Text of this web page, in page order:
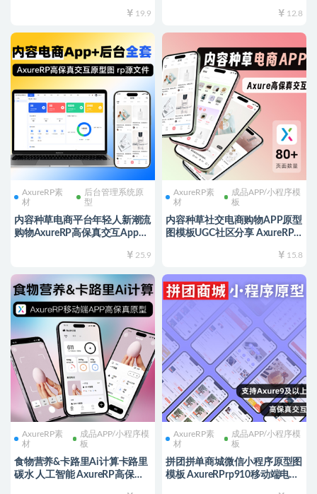
19.9 12.8
AxureRP素
材
后台管理系统原
型
内容种草电商平台年轻人新潮流
购物AxureRP高保真交互App用
25.9
AxureRP素
材
成品APP/小程序模
板
内容种草社交电商购物APP原型
图模板UGC社区分享 AxureRP
15.8
AxureRP素
材
成品APP/小程序模
板
食物营养&卡路里Ai计算卡路里
碳水 人工智能 AxureRP高保真
AxureRP素
材
成品APP/小程序模
板
拼团拼单商城微信小程序原型图
模板 AxureRPrp910移动端电商